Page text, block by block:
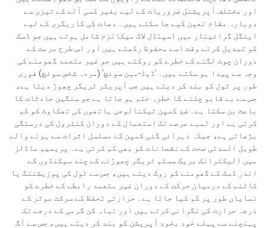
اور مختلف آپریشنل ضروریات کے لیے بغیر کسی آلے کے تیزی سے
دوبارہ مقام تعین کیے جا سکتے ہیں۔ دھات کی کاریگری کے لیے
اینگل گرائینڈر میں اسپنڈل لاک میکانزم شامل ہوتے ہیں جو ڈسک
کو تبدیل کرتے وقت اسے محفوظ رکھتے ہیں اور اس طرح مرمت کے
دوران چوٹ لگنے کے خطرے کو روکتے ہیں جو غیر متعمد گھومنے کی
وجہ سے پیدا ہو سکتے ہیں۔ 'ڈیڈ-مین سوئچ' (مردہ شخص سوئچ) فوری
طور پر ٹول کو بند کر دیتے ہیں جب آپریٹر ٹریگر چھوڑ دیتا ہے،
جس سے بے قابو چلنے کا خطرہ ختم ہو جاتا ہے جو سنگین حادثات کا
باعث بن سکتا ہے۔ ضدِ کمپن ٹیکنالوجی ہاتھوں کی تھکاوٹ کو کم
کرتی ہے اور لمبے عرصے تک استعمال کے دوران کنٹرول کی درستگی
بڑھاتی ہے، جبکہ دہرائی گئی کمپن کے مسلسل اثرات سے ہونے والے
طویل المدتی صحت کے نقصانات کو بھی کم کرتی ہے۔ پریمیم ماڈلز
میں الیکٹرانک بریک سسٹم ٹریگر چھوڑنے کے چند سیکنڈوں کے
اندر ڈسک کے گھومنے کو روک دیتے ہیں، جس سے ٹول کی پوزیشننگ یا
کاٹنے کے درمیان حرکت کے دوران غیر متعمد رابطے کے خطرے کو
نمایاں طور پر کم کیا جاتا ہے۔ حرارتی تحفظ کے سرکٹ موٹر کے
درجہ حرارت کی نگرانی کرتے ہیں اور تباہ کن گرمی کے درجے تک
پہنچنے سے پہلے خود بخود آپریشن کو بند کر دیتے ہیں، جس سے آگ